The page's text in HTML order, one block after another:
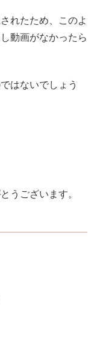
れたため、このよ
動画がなかったら
はないでしょう
うございます。